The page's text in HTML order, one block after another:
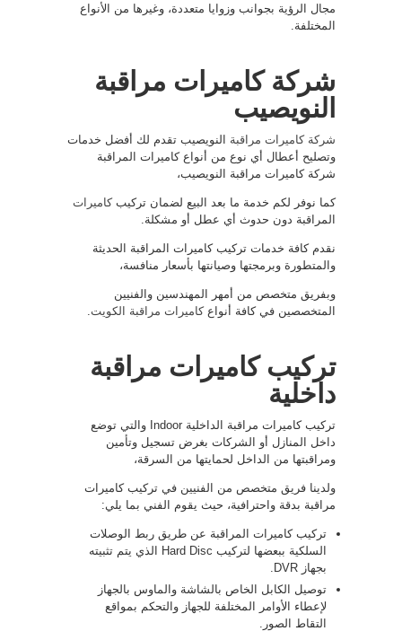
مجال الرؤية بجوانب وزوايا متعددة، وغيرها من الأنواع
المختلفة.
شركة كاميرات مراقبة
النويصيب
شركة كاميرات مراقبة النويصيب تقدم لك أفضل خدمات
وتصليح أعطال أي نوع من أنواع كاميرات المراقبة
شركة كاميرات مراقبة النويصيب،
كما نوفر لكم خدمة ما بعد البيع لضمان تركيبكاميرات
المراقبة دون حدوث أي عطل أو مشكلة.
نقدم كافة خدمات تركيب كاميرات المراقبة الحديثة
والمتطورة وبرمجتها وصيانتها بأسعار منافسة،
وبفريق متخصص من أمهر المهندسين والفنيين
المتخصصين في كافة أنواعكاميرات مراقبة الكويت
تركيب كاميرات مراقبة
داخلية
تركيب كاميرات مراقبة الداخلية Indoor والتي توضع
داخل المنازل أو الشركات بغرض تسجيل وتأمين
ومراقبتها من الداخل لحمايتها من السرقة،
ولدينا فريق متخصص من الفنيين في تركيب كاميرات
مراقبة بدقة واحترافية، حيث يقوم الفني بما يلي:
تركيب كاميرات المراقبة عن طريق ربط الوصلات
السلكية ببعضها لتركيب Hard Disc الذي يتم تثبيته
بجهاز DVR.
توصيل الكابل الخاص بالشاشة والماوس بالجهاز
لإعطاء الأوامر المختلفة للجهاز والتحكم بمواقع
التقاط الصور.